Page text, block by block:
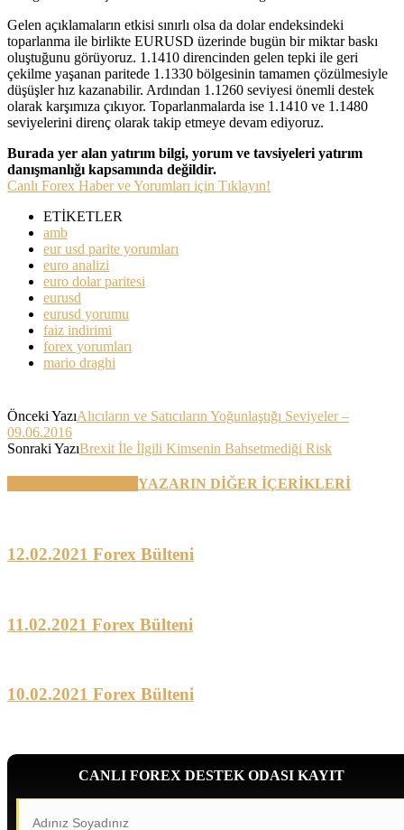
Gelen açıklamaların etkisi sınırlı olsa da dolar endeksindeki
toparlanma ile birlikte EURUSD üzerinde bugün bir miktar baskı
oluştuğunu görüyoruz. 1.1410 direncinden gelen tepki ile geri
çekilme yaşanan paritede 1.1330 bölgesinin tamamen çözülmesiyle
düşüşler hız kazanabilir. Ardından 1.1260 seviyesi önemli destek
olarak karşımıza çıkıyor. Toparlanmalarda ise 1.1410 ve 1.1480
seviyelerini direnç olarak takip etmeye devam ediyoruz.
Burada yer alan yatırım bilgi, yorum ve tavsiyeleri yatırım
danışmanlığı kapsamında değildir.
Canlı Forex Haber ve Yorumları için Tıklayın!
ETİKETLER
amb
eur usd parite yorumları
euro analizi
euro dolar paritesi
eurusd
eurusd yorumu
faiz indirimi
forex yorumları
mario draghi
Önceki YazıAlıcıların ve Satıcıların Yoğunlaştığı Seviyeler –
09.06.2016
Sonraki YazıBrexit İle İlgili Kimsenin Bahsetmediği Risk
YAZARIN DİĞER İÇERİKLERİ
12.02.2021 Forex Bülteni
11.02.2021 Forex Bülteni
10.02.2021 Forex Bülteni
CANLI FOREX DESTEK ODASI KAYIT